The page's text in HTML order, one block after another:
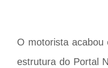
O motorista acabou
estrutura do Portal